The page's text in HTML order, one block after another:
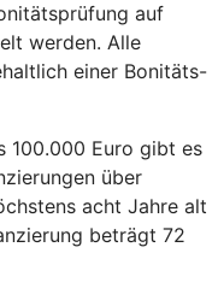
auf
werden. Alle
einer Bonitäts-
100.000 Euro gibt es
über
acht Jahre alt
beträgt 72